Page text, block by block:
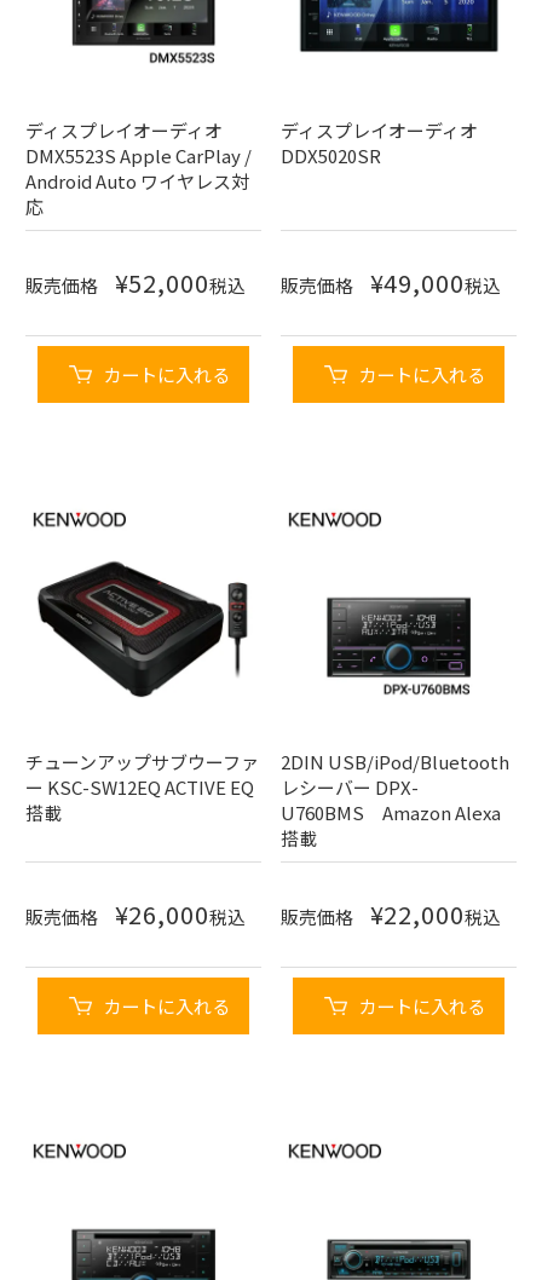
ディスプレイオーディオ
DMX5523S Apple CarPlay /
Android Auto ワイヤレス対
応
販売価格 ¥52,000税込
カートに入れる
ディスプレイオーディオ
DDX5020SR
販売価格 ¥49,000税込
カートに入れる
チューンアップサブウーファ
ー KSC-SW12EQ ACTIVE EQ
搭載
販売価格 ¥26,000税込
カートに入れる
2DIN USB/iPod/Bluetooth
レシーバー DPX-
U760BMS Amazon Alexa
搭載
販売価格 ¥22,000税込
カートに入れる